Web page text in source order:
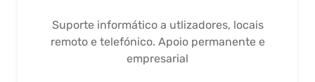
Suporte informático a utlizadores, locais
remoto e telefónico. Apoio permanente e
empresarial